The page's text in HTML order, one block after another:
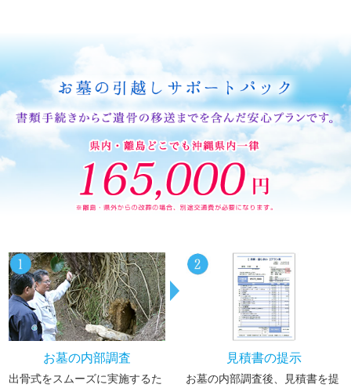
お墓の内部調査
出骨式をスムーズに実施するた
見積書の提示
お墓の内部調査後、見積書を提